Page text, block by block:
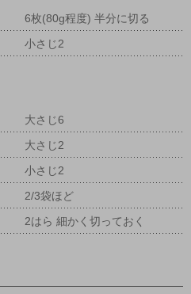
6枚(80g程度) 半分に切る
小さじ2
大さじ6
大さじ2
小さじ2
2/3袋ほど
2はら 細かく切っておく